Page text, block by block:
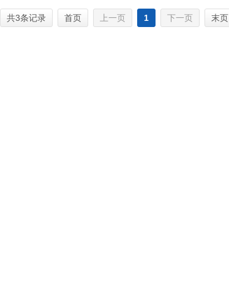
共3条记录 首页 上一页 1 下一页 末页